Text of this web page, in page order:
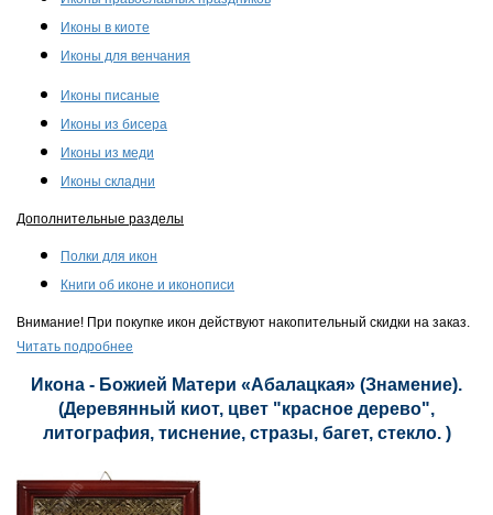
Иконы в киоте
Иконы для венчания
Иконы писаные
Иконы из бисера
Иконы из меди
Иконы складни
Дополнительные разделы
Полки для икон
Книги об иконе и иконописи
Внимание! При покупке икон действуют накопительный скидки на заказ.
Читать подробнее
Икона - Божией Матери «Абалацкая» (Знамение).
(Деревянный киот, цвет "красное дерево",
литография, тиснение, стразы, багет, стекло. )